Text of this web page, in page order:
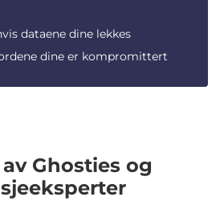
dataene dine lekkes
dine er kompromittert
Ghosties og